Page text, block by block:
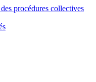
procédures collectives